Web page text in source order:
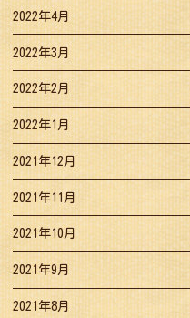
2022年4月
2022年3月
2022年2月
2022年1月
2021年12月
2021年11月
2021年10月
2021年9月
2021年8月